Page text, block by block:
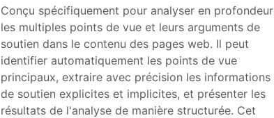
Conçu spécifiquement pour analyser en profondeur
les multiples points de vue et leurs arguments de
soutien dans le contenu des pages web. Il peut
identifier automatiquement les points de vue
principaux, extraire avec précision les informations
de soutien explicites et implicites, et présenter les
résultats de l'analyse de manière structurée. Cet